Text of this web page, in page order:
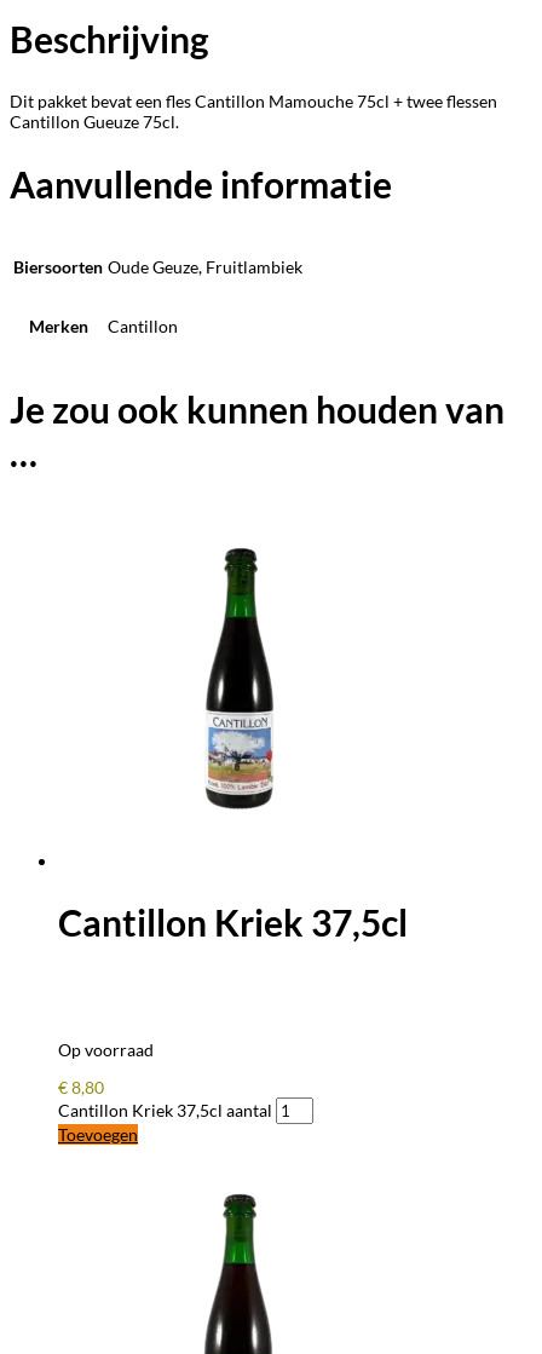
Beschrijving
Dit pakket bevat een fles Cantillon Mamouche 75cl + twee flessen
Cantillon Gueuze 75cl.
Aanvullende informatie
Biersoorten Oude Geuze, Fruitlambiek
Merken Cantillon
Je zou ook kunnen houden van
…
Cantillon Kriek 37,5cl
Op voorraad
€8,80
Cantillon Kriek 37,5cl aantal
Toevoegen